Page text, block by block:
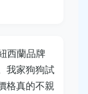
西蘭品牌
我家狗狗試
格真的不親